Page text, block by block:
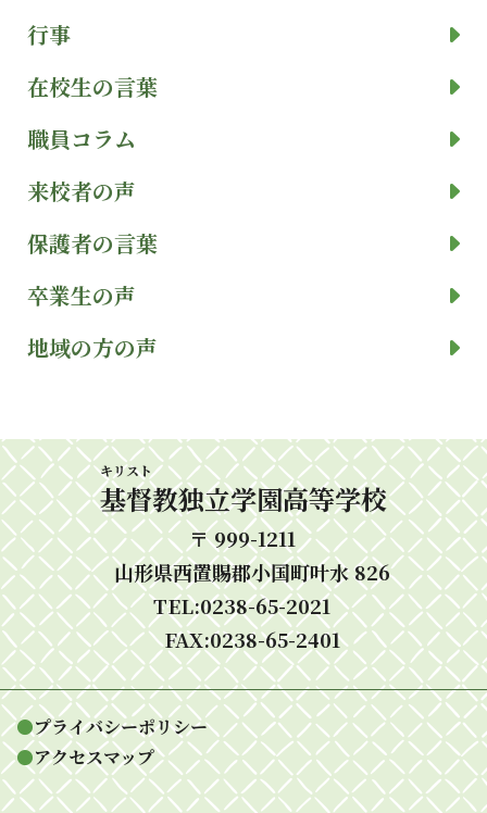
行事
在校生の言葉
職員コラム
来校者の声
保護者の言葉
卒業生の声
地域の方の声
基督
キリスト
教独立学園高等学校
〒 999-1211
山形県西置賜郡小国町叶水 826
TEL:0238-65-2021
FAX:0238-65-2401
●プライバシーポリシー
●アクセスマップ